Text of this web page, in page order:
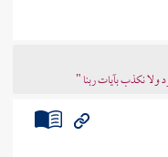
ولا نكذب بآيات ربنا "